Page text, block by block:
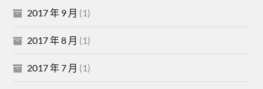
2017 年 9 月 (1)
2017 年 8 月 (1)
2017 年 7 月 (1)